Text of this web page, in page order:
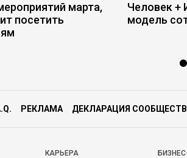
марта,
посетить
Человек +
модель
РЕКЛАМА ДЕКЛАРАЦИЯ
КАРЬЕРА